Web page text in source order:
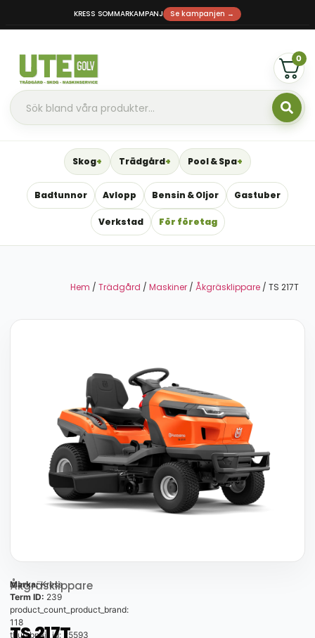
KRESS SOMMARKAMPANJ Se kampanjen →
0
Skog Trädgård Pool & Spa
Badtunnor Avlopp Bensin & Oljor Gastuber
Verkstad För företag
Hem / Trädgård / Maskiner / Åkgräsklippare / TS 217T
Åkgräsklippare
Marka:Kress
Term ID: 239
product_count_product_brand:
118
thumbnail_id: 25593